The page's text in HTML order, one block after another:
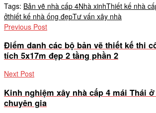
Tags: Bản vẽ nhà cấp 4Nhà xinhThiết kế nhà
ởthiết kế nhà ống đẹpTư vấn xây nhà
Previous Post
Điểm danh các bộ bản vẽ thiết kế thi
tích 5x17m đẹp 2 tầng phần 2
Next Post
Kinh nghiệm xây nhà cấp 4 mái Thái
chuyên gia